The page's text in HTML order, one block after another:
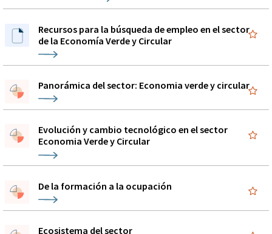
Recursos para la búsqueda de empleo en el sector
de la Economía Verde y Circular
Panorámica del sector: Economia verde y circular
Evolución y cambio tecnológico en el sector
Economia Verde y Circular
De la formación a la ocupación
Ecosistema del sector